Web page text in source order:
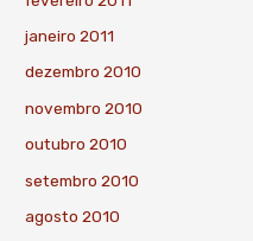
janeiro 2011
dezembro 2010
novembro 2010
outubro 2010
setembro 2010
agosto 2010